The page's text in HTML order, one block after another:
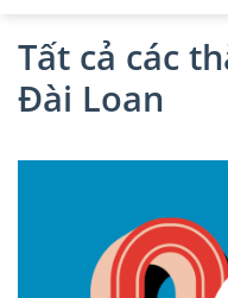
Tất cả các
Đài Loan